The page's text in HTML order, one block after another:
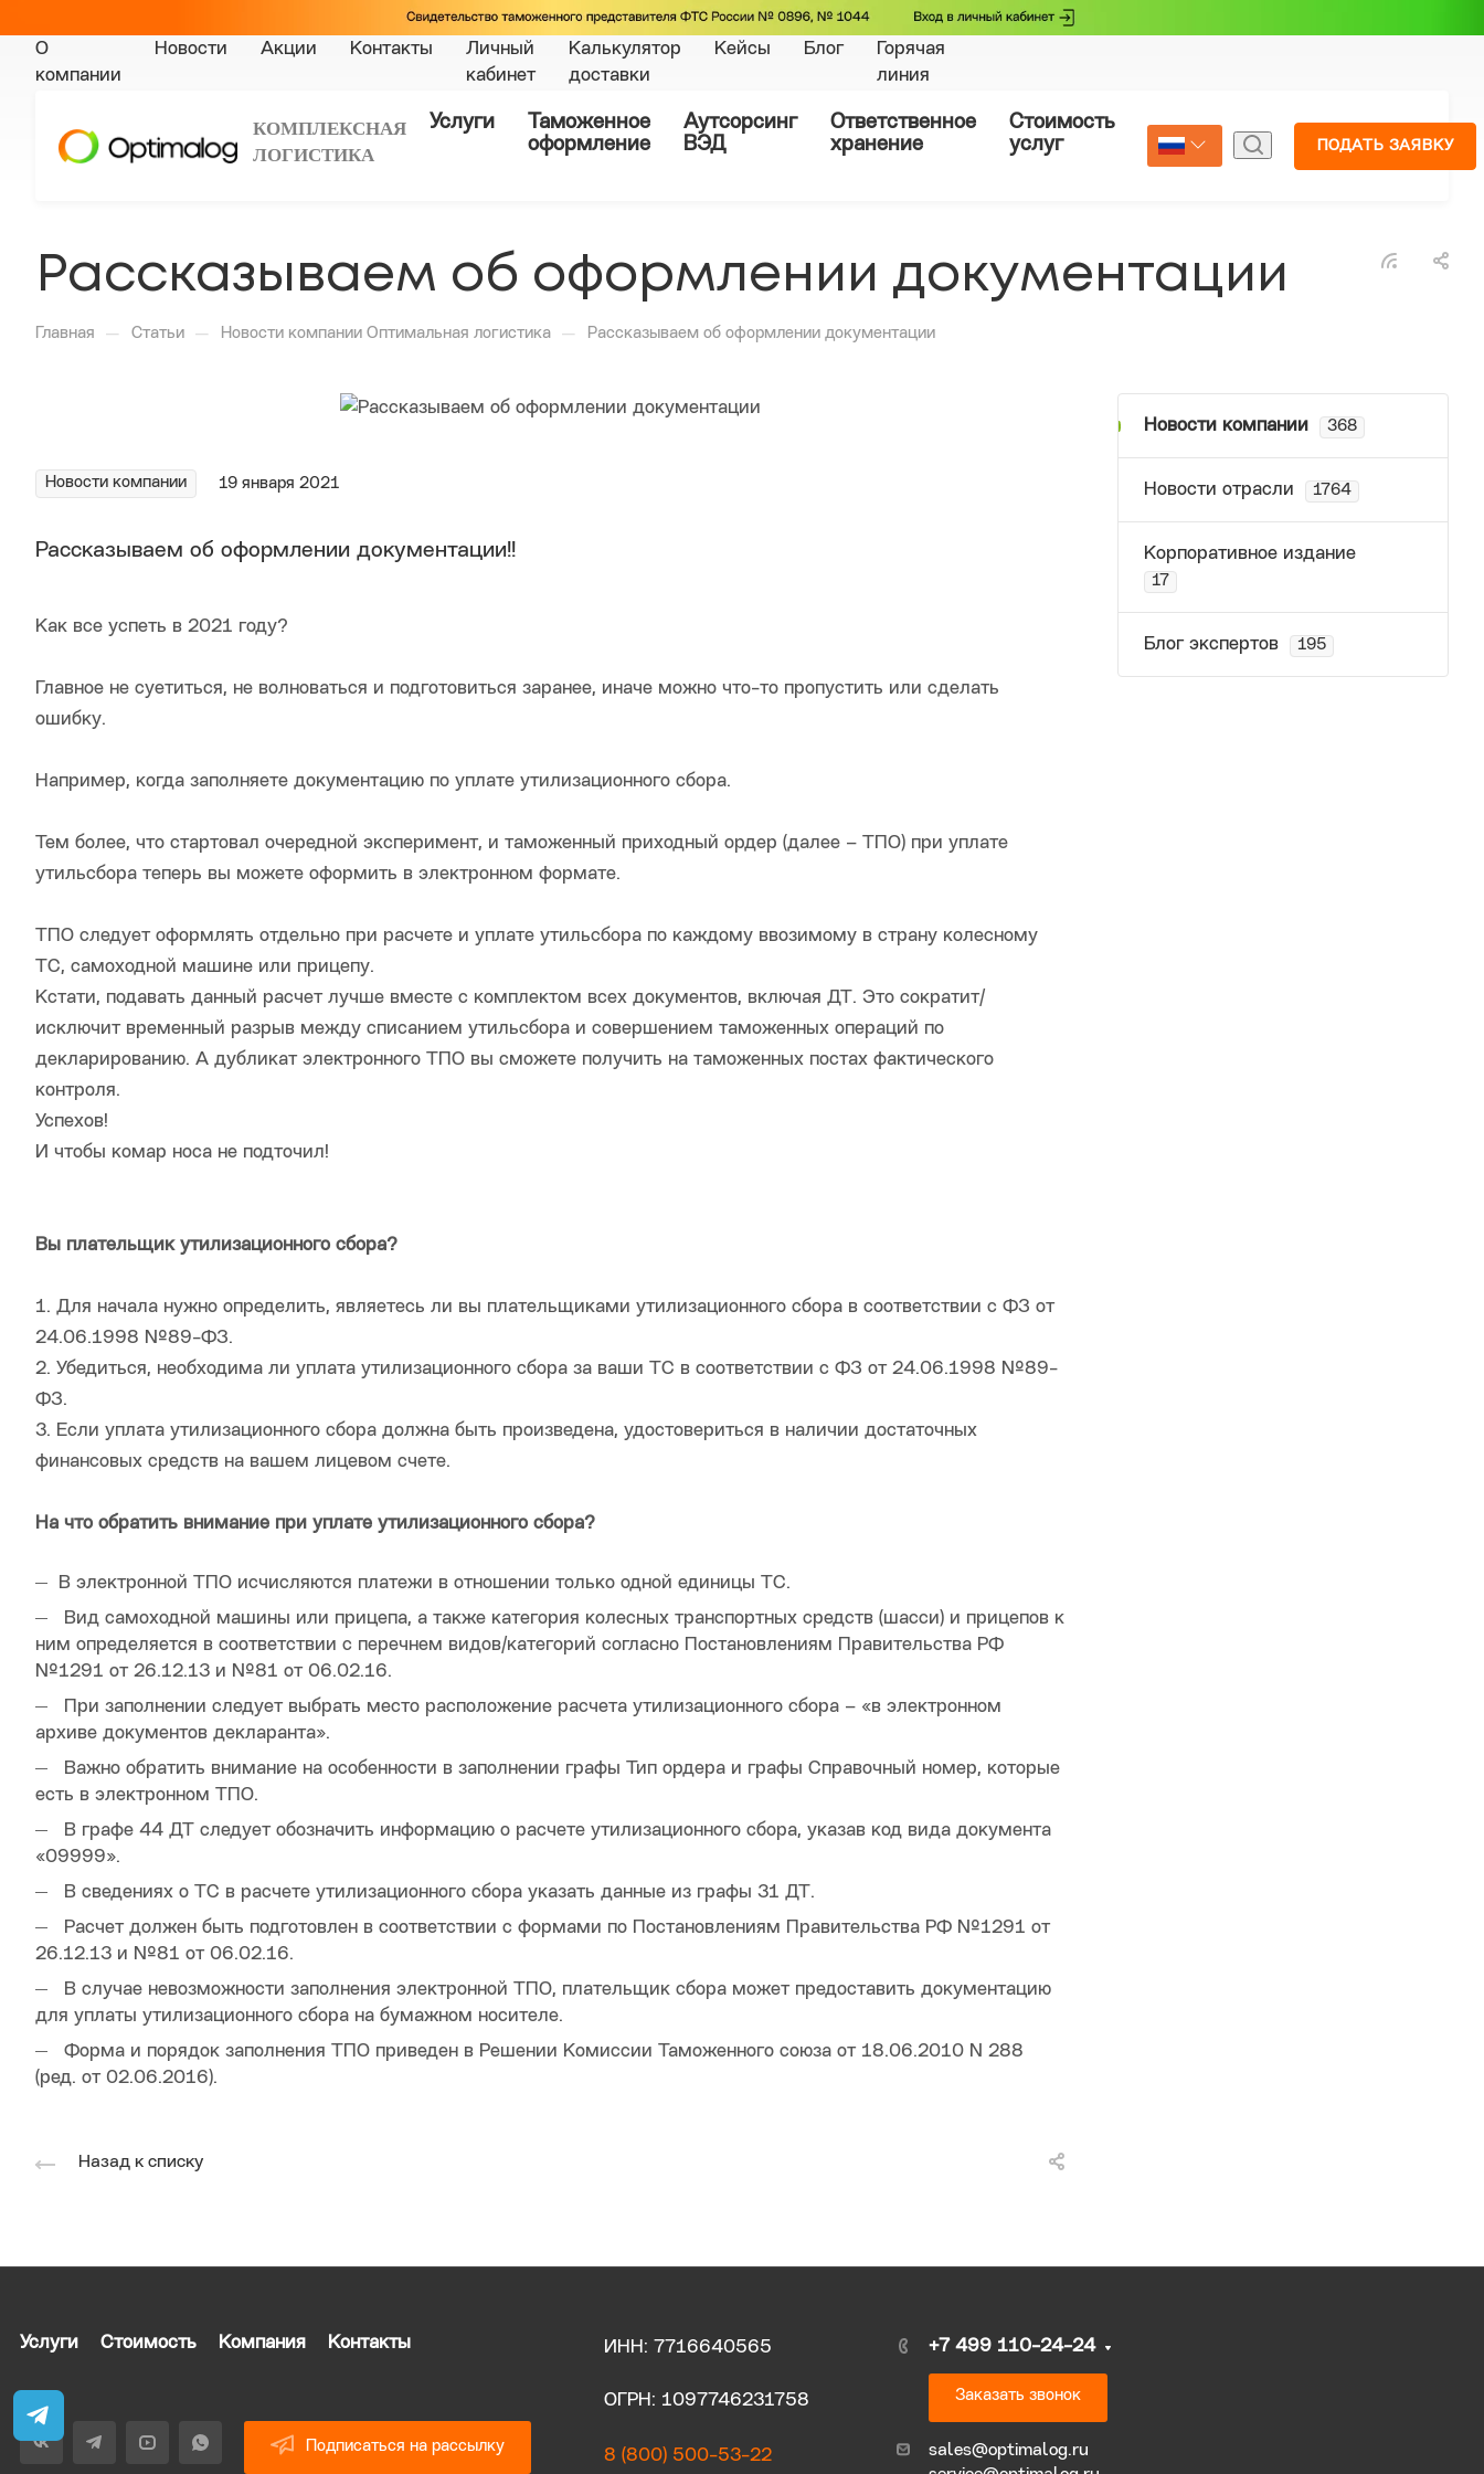
О
компании
Новости Акции Контакты
Личный
кабинет
Калькулятор
доставки
Кейсы Блог
Горячая
линия
КОМПЛЕКСНАЯ
ЛОГИСТИКА
Услуги
Таможенное
оформление
Аутсорсинг
ВЭД
Ответственное
хранение
Стоимость
услуг
Страхование
Select Language
ПОДАТЬ ЗАЯВКУ
Рассказываем об оформлении документации
Главная — Статьи — Новости компании Оптимальная логистика — Рассказываем об оформлении документации
Новости компании 19 января 2021
Рассказываем об оформлении документации!!
Как все успеть в 2021 году?
Главное не суетиться, не волноваться и подготовиться заранее, иначе можно что-то пропустить или сделать
ошибку.
Например, когда заполняете документацию по уплате утилизационного сбора.
Тем более, что стартовал очередной эксперимент, и таможенный приходный ордер (далее – ТПО) при уплате
утильсбора теперь вы можете оформить в электронном формате.
ТПО следует оформлять отдельно при расчете и уплате утильсбора по каждому ввозимому в страну колесному
ТС, самоходной машине или прицепу.
Кстати, подавать данный расчет лучше вместе с комплектом всех документов, включая ДТ. Это сократит/
исключит временный разрыв между списанием утильсбора и совершением таможенных операций по
декларированию. А дубликат электронного ТПО вы сможете получить на таможенных постах фактического
контроля.
Успехов!
И чтобы комар носа не подточил!
Вы плательщик утилизационного сбора?
1. Для начала нужно определить, являетесь ли вы плательщиками утилизационного сбора в соответствии с ФЗ от
24.06.1998 №89-ФЗ.
2. Убедиться, необходима ли уплата утилизационного сбора за ваши ТС в соответствии с ФЗ от 24.06.1998 №89-
ФЗ.
3. Если уплата утилизационного сбора должна быть произведена, удостовериться в наличии достаточных
финансовых средств на вашем лицевом счете.
На что обратить внимание при уплате утилизационного сбора?
В электронной ТПО исчисляются платежи в отношении только одной единицы ТС.
Вид самоходной машины или прицепа, а также категория колесных транспортных средств (шасси) и прицепов к
ним определяется в соответствии с перечнем видов/категорий согласно Постановлениям Правительства РФ
№1291 от 26.12.13 и №81 от 06.02.16.
При заполнении следует выбрать место расположение расчета утилизационного сбора – «в электронном
архиве документов декларанта».
Важно обратить внимание на особенности в заполнении графы Тип ордера и графы Справочный номер, которые
есть в электронном ТПО.
В графе 44 ДТ следует обозначить информацию о расчете утилизационного сбора, указав код вида документа
«09999».
В сведениях о ТС в расчете утилизационного сбора указать данные из графы 31 ДТ.
Расчет должен быть подготовлен в соответствии с формами по Постановлениям Правительства РФ №1291 от
26.12.13 и №81 от 06.02.16.
В случае невозможности заполнения электронной ТПО, плательщик сбора может предоставить документацию
для уплаты утилизационного сбора на бумажном носителе.
Форма и порядок заполнения ТПО приведен в Решении Комиссии Таможенного союза от 18.06.2010 N 288
(ред. от 02.06.2016).
Назад к списку
Новости компании 368
Новости отрасли 1764
Корпоративное издание
17
Блог экспертов 195
Услуги Стоимость Компания Контакты
Подписаться на рассылку
ИНН: 7716640565
ОГРН: 1097746231758
8 (800) 500-53-22
+7 499 110-24-24
Заказать звонок
sales@optimalog.ru